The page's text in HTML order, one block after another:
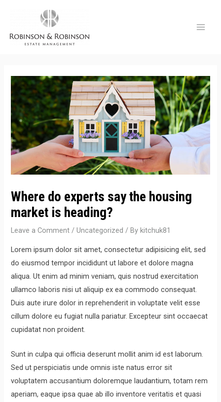
content
Where do experts say the housing
market is heading?
Leave a Comment /Uncategorized / Bykitchuk81
Lorem ipsum dolor sit amet, consectetur adipisicing elit, sed
do eiusmod tempor incididunt ut labore et dolore magna
aliqua. Ut enim ad minim veniam, quis nostrud exercitation
ullamco laboris nisi ut aliquip ex ea commodo consequat.
Duis aute irure dolor in reprehenderit in voluptate velit esse
cillum dolore eu fugiat nulla pariatur. Excepteur sint occaecat
cupidatat non proident.
Sunt in culpa qui officia deserunt mollit anim id est laborum.
Sed ut perspiciatis unde omnis iste natus error sit
voluptatem accusantium doloremque laudantium, totam rem
aperiam, eaque ipsa quae ab illo inventore veritatis et quasi